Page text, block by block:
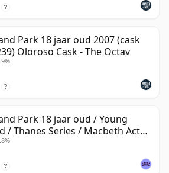
?
Park 18 jaar oud 2007 (cask
Oloroso Cask - The Octav
?
Park 18 jaar oud / Young
/ Thanes Series / Macbeth Act
?